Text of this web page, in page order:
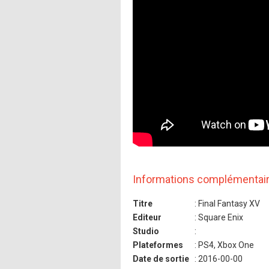
Informations
Titre
: Final Fantasy XV
Editeur
: Square Enix
Studio
:
Plateformes
: PS4, Xbox One
Date de sortie
: 2016-00-00